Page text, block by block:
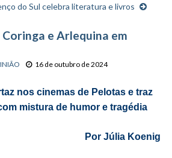
do Sul celebra literatura e livros
e Arlequina em
16 de outubro de 2024
nos cinemas de Pelotas e traz
mistura de humor e tragédia
Por Júlia Koenig